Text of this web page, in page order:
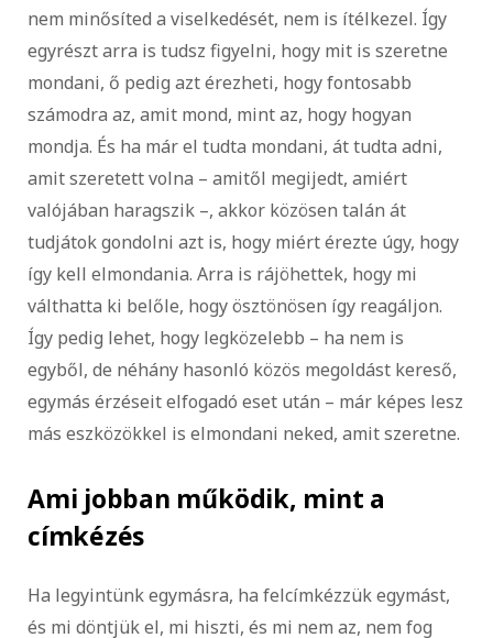
nem minősíted a viselkedését, nem is ítélkezel. Így
egyrészt arra is tudsz figyelni, hogy mit is szeretne
mondani, ő pedig azt érezheti, hogy fontosabb
számodra az, amit mond, mint az, hogy hogyan
mondja. És ha már el tudta mondani, át tudta adni,
amit szeretett volna – amitől megijedt, amiért
valójában haragszik –, akkor közösen talán át
tudjátok gondolni azt is, hogy miért érezte úgy, hogy
így kell elmondania. Arra is rájöhettek, hogy mi
válthatta ki belőle, hogy ösztönösen így reagáljon.
Így pedig lehet, hogy legközelebb – ha nem is
egyből, de néhány hasonló közös megoldást kereső,
egymás érzéseit elfogadó eset után – már képes lesz
más eszközökkel is elmondani neked, amit szeretne.
Ami jobban működik, mint a
címkézés
Ha legyintünk egymásra, ha felcímkézzük egymást,
és mi döntjük el, mi hiszti, és mi nem az, nem fog